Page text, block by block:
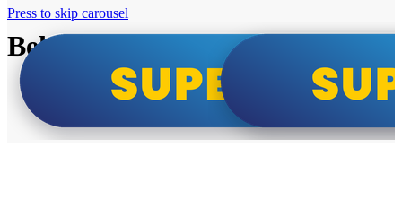
Beko i Tesla super cene
Press to skip carousel